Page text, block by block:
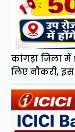
कांगड़ा जिला
लिए नौकरी,